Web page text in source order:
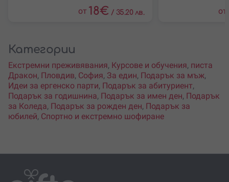
от 18€ / 35.20 лв. от
Категории
Екстремни преживявания, Курсове и обучения, писта
Дракон, Пловдив, София, За един, Подарък за мъж,
Идеи за ергенско парти, Подарък за абитуриент,
Подарък за годишнина, Подарък за имен ден, Подарък
за Коледа, Подарък за рожден ден, Подарък за
юбилей, Спортно и екстремно шофиране